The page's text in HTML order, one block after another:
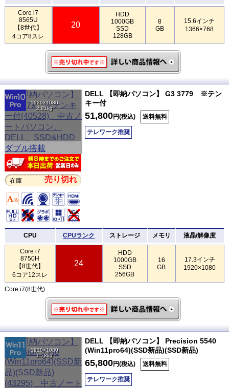
Core i7
8565U
【8世代】
4コア8スレ
20
HDD
1000GB
SSD
128GB
8
GB
15.6インチ
1366×768
1920×1080
2.81kg
在庫 売り切れ
DELL 【即納パソコン】 G3 3779 ※テン
キー付
51,800円(税込) 送料無料
テレワーク推奨
CPU CPUランク ストレージ メモリ 液晶/解像度
Core i7
8750H
【8世代】
6コア12スレ
24
HDD
1000GB
SSD
256GB
16
GB
17.3インチ
1920×1080
Core i7(8世代)
1920×1080
1.78kg
DELL 【即納パソコン】 Precision 5540
(Win11pro64)(SSD新品)(SSD新品)
65,800円(税込) 送料無料
テレワーク推奨